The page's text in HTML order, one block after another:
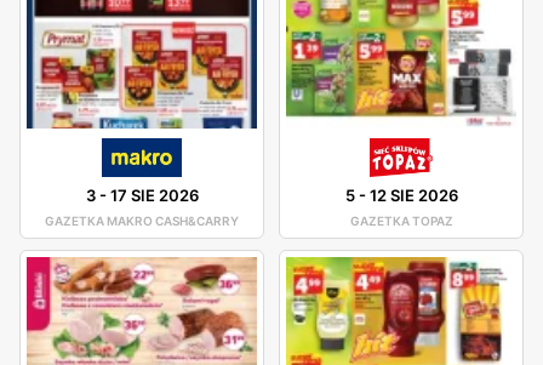
3-17 SIE 2026
GAZETKA MAKRO CASH&CARRY
5-12 SIE 2026
GAZETKA TOPAZ